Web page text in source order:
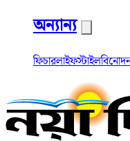
অন্যান্য
ফিচারলাইফস্টাইল